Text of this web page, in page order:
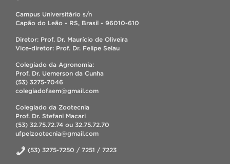
Campus Universitário s/n
Capão do Leão - RS, Brasil - 96010-610
Diretor: Prof. Dr. Maurício de Oliveira
Vice-diretor: Prof. Dr. Felipe Selau
Colegiado da Agronomia:
Prof. Dr. Uemerson da Cunha
(53) 3275-7046
colegiadofaem@gmail.com
Colegiado da Zootecnia
Prof. Dr. Stefani Macari
(53) 32.75.72.74 ou 32.75.72.70
ufpelzootecnia@gmail.com
(53) 3275-7250 / 7251 / 7223